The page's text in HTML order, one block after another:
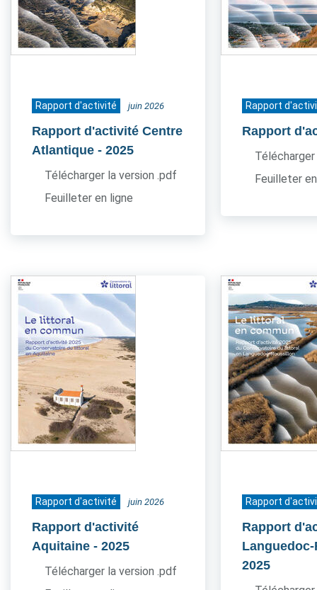
Rapport d'activité juin 2026
Rapport d'activité Centre
Atlantique - 2025
Télécharger la version .pdf
Feuilleter en ligne
Rapport
Rapport
Feuilleter
Rapport d'activité juin 2026
Rapport d'activité
Aquitaine - 2025
Télécharger la version .pdf
Rapport
Rapport
2025